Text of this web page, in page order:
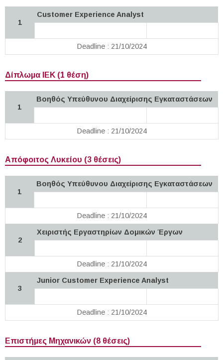
1
Customer Experience Analyst
Deadline : 21/10/2024
Δίπλωμα ΙΕΚ (1 θέση)
1
Βοηθός Υπεύθυνου Διαχείρισης Εγκαταστάσεων
Deadline : 21/10/2024
Απόφοιτος Λυκείου (3 θέσεις)
1
Βοηθός Υπεύθυνου Διαχείρισης Εγκαταστάσεων
Deadline : 21/10/2024
2
Χειριστής Εργαστηρίων Δομικών Έργων
Deadline : 21/10/2024
3
Junior Customer Experience Analyst
Deadline : 21/10/2024
Επιστήμες Μηχανικών (8 θέσεις)